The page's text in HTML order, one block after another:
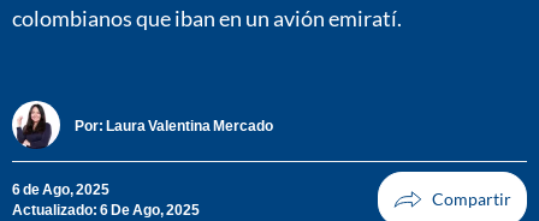
colombianos que iban en un avión emiratí.
Por: Laura Valentina Mercado
6 de Ago, 2025
Actualizado: 6 De Ago, 2025